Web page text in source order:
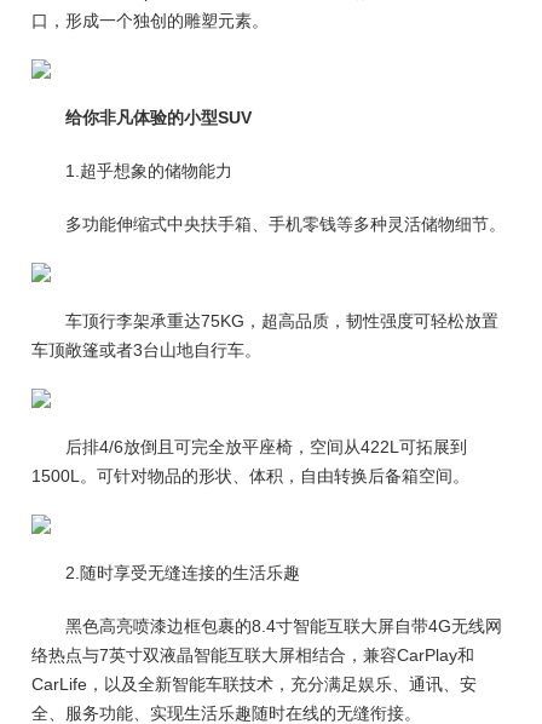
口，形成一个独创的雕塑元素。
给你非凡体验的小型SUV
1.超乎想象的储物能力
多功能伸缩式中央扶手箱、手机零钱等多种灵活储物细节。
车顶行李架承重达75KG，超高品质，韧性强度可轻松放置
车顶敞篷或者3台山地自行车。
后排4/6放倒且可完全放平座椅，空间从422L可拓展到
1500L。可针对物品的形状、体积，自由转换后备箱空间。
2.随时享受无缝连接的生活乐趣
黑色高亮喷漆边框包裹的8.4寸智能互联大屏自带4G无线网
络热点与7英寸双液晶智能互联大屏相结合，兼容CarPlay和
CarLife，以及全新智能车联技术，充分满足娱乐、通讯、安
全、服务功能、实现生活乐趣随时在线的无缝衔接。